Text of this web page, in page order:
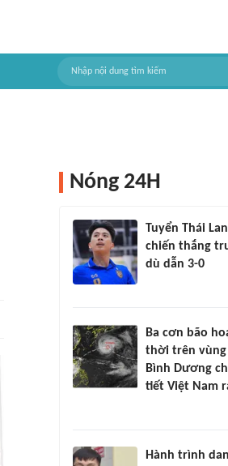
Nóng 24H
Tuyển Thái
chiến thắng
dù dẫn 3-0
Ba cơn bão
thời trên vùng
Bình Dương
tiết Việt Nam
Hành trình